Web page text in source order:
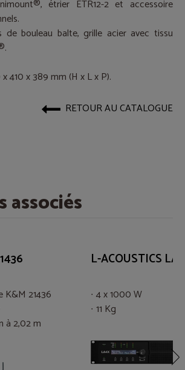
étrier ETR12-2 et accessoire
bouleau balte, grille acier avec tissu
410 x 389 mm (H x L x P).
RETOUR AU CATALOGUE
associés
K&M 21436
à 2,02 m
L-ACOUSTICS
4 x 1000 W
11 Kg